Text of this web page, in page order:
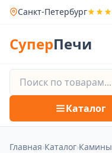
Санкт-Петербург
СуперПечи
Каталог
Главная›Каталог›Камины